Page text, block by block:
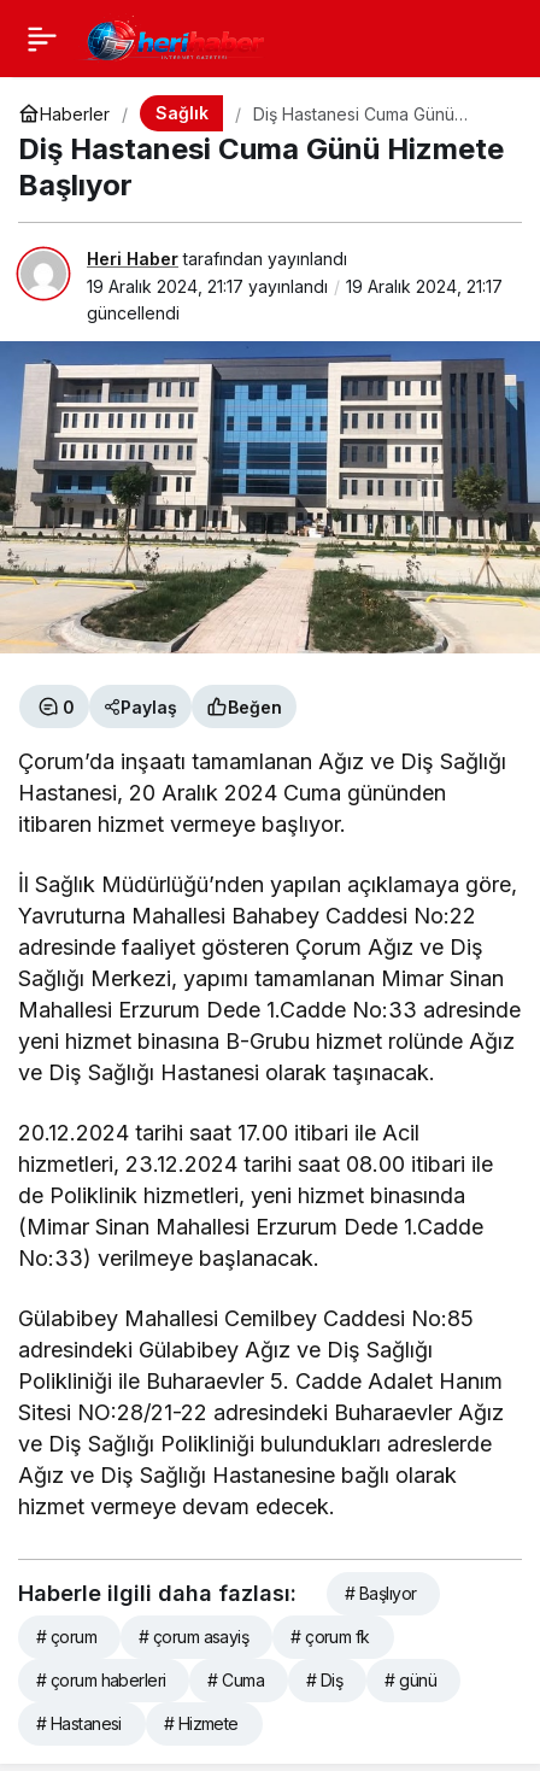
Haberler Sağlık
Diş Hastanesi Cuma Günü
Hizmete Başlıyor
Diş Hastanesi Cuma Günü Hizmete
Başlıyor
Heri Habertarafından yayınlandı
19 Aralık 2024, 21:17 yayınlandı
19 Aralık 2024, 21:17
güncellendi
0 Paylaş Beğen
Çorum’da inşaatı tamamlanan Ağız ve Diş Sağlığı
Hastanesi, 20 Aralık 2024 Cuma gününden
itibaren hizmet vermeye başlıyor.
İlSağlık Müdürlüğü’nden yapılan açıklamaya göre,
Yavruturna Mahallesi Bahabey Caddesi No:22
adresinde faaliyet gösteren Çorum Ağız ve Diş
Sağlığı Merkezi, yapımı tamamlanan Mimar Sinan
Mahallesi Erzurum Dede 1.Cadde No:33 adresinde
yeni hizmet binasına B-Grubu hizmet rolünde Ağız
ve Diş Sağlığı Hastanesi olarak taşınacak.
20.12.2024 tarihi saat 17.00 itibari ile Acil
hizmetleri, 23.12.2024 tarihi saat 08.00 itibari ile
de Poliklinik hizmetleri, yeni hizmet binasında
(Mimar Sinan Mahallesi Erzurum Dede 1.Cadde
No:33) verilmeye başlanacak.
Gülabibey Mahallesi Cemilbey Caddesi No:85
adresindeki Gülabibey Ağız ve Diş Sağlığı
Polikliniği ile Buharaevler 5. Cadde Adalet Hanım
Sitesi NO:28/21-22 adresindeki Buharaevler Ağız
ve Diş Sağlığı Polikliniği bulundukları adreslerde
Ağız ve Diş Sağlığı Hastanesine bağlı olarak
hizmet vermeye devam edecek.
Haberle ilgili daha fazlası: # Başlıyor
# çorum # çorum asayiş # çorum fk
# çorum haberleri # Cuma # Diş # günü
# Hastanesi # Hizmete